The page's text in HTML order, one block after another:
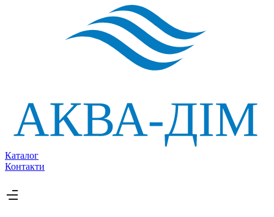
Каталог
Контакти